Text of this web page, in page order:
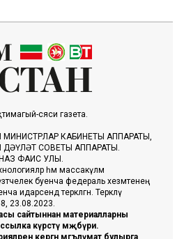
сәяси газета.
КАБИНЕТЫ АППАРАТЫ,
СОВЕТЫ АППАРАТЫ.
ФАИС УЛЫ.
һәм массакүләм
буенча федераль хезмәтенең
идарәсендә теркәлгән. Теркәлү
23.08.2023.
сайтыннан материалларны
күрсәтү мәҗбүри.
кергән мәгълүмат булырга